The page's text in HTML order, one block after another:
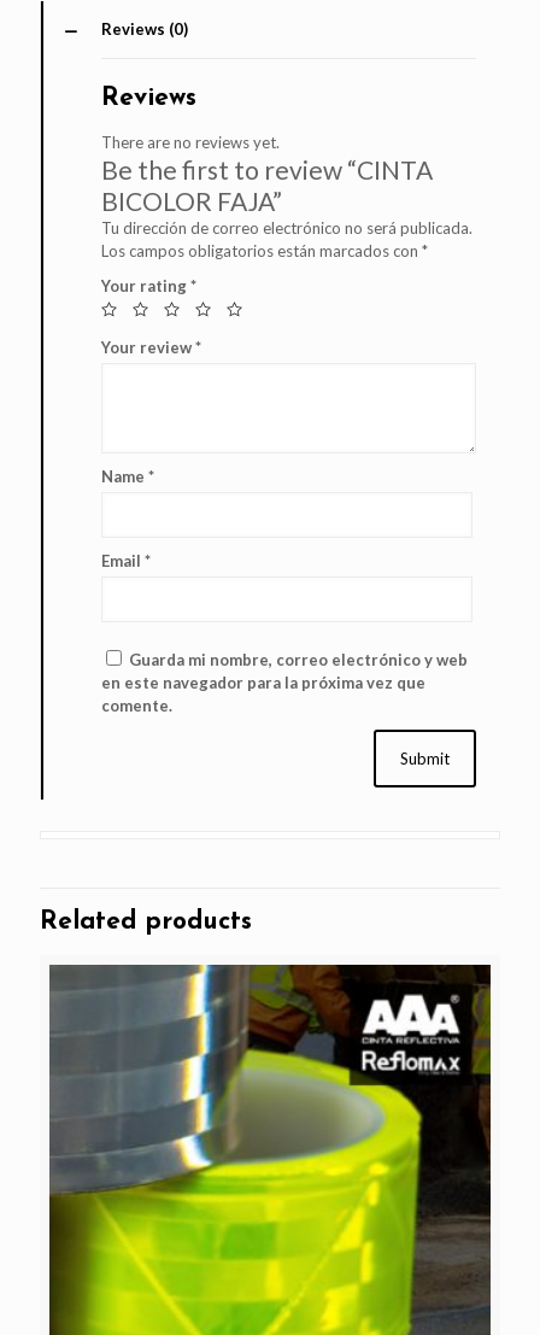
Reviews (0)
Reviews
There are no reviews yet.
Be the first to review “CINTA
BICOLOR FAJA”
Tu dirección de correo electrónico no será publicada.
Los campos obligatorios están marcados con *
Your rating*
Your review*
Name *
Email *
Guarda mi nombre, correo electrónico y web
en este navegador para la próxima vez que
comente.
Related products